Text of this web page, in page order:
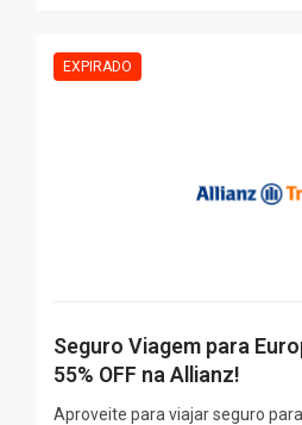
Seguro Viagem para
55% OFF na Allianz!
Aproveite para viajar seguro